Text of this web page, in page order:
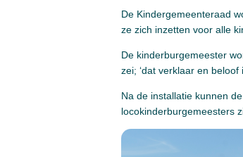
De Kindergemeenteraad
ze zich inzetten voor alle
De kinderburgemeester
zei; ‘dat verklaar en
Na de installatie kunnen
locokinderburgemeesters